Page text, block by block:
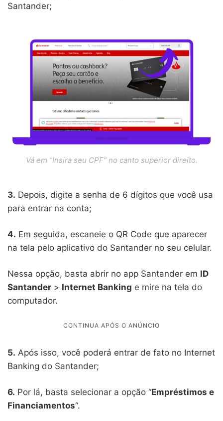
Santander;
Vá em “Insira seu CPF” no canto superior direito.
3. Depois, digite a senha de 6 dígitos que você usa
para entrar na conta;
4. Em seguida, escaneie o QR Code que aparecer
na tela pelo aplicativo do Santander no seu celular.
Nessa opção, basta abrir no app Santander em ID
Santander > Internet Banking e mire na tela do
computador.
5. Após isso, você poderá entrar de fato no Internet
Banking do Santander;
6. Por lá, basta selecionar a opção “Empréstimos e
Financiamentos“.